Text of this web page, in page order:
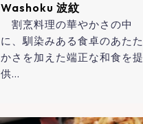
Washoku 波紋
割烹料理の華やかさの中
に、馴染みある食卓のあたた
かさを加えた端正な和食を提
供…